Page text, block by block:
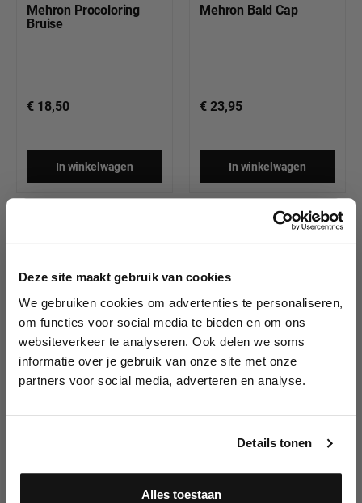
Deze site maakt gebruik van cookies
We gebruiken cookies om advertenties te personaliseren,
om functies voor social media te bieden en om ons
websiteverkeer te analyseren. Ook delen we soms
informatie over je gebruik van onze site met onze
partners voor social media, adverteren en analyse.
Details tonen
Alles toestaan
Mehron Procoloring
Bruise
€ 18,50
In winkelwagen
Mehron Bald Cap
€ 23,95
In winkelwagen
Ben Nye Nose & Scar
Wax Fair, 71gr
€ 15,75
In winkelwagen
Cinema Secrets
Professionele Make-up
Brush Cleaner, 946ml
Meer informatie
10% korting?
Lees als eerste over nieuwe producten,
tutorials, aanbiedingen, evenementen,
wedstrijden en meer.
Meld je aan en ontvang direct